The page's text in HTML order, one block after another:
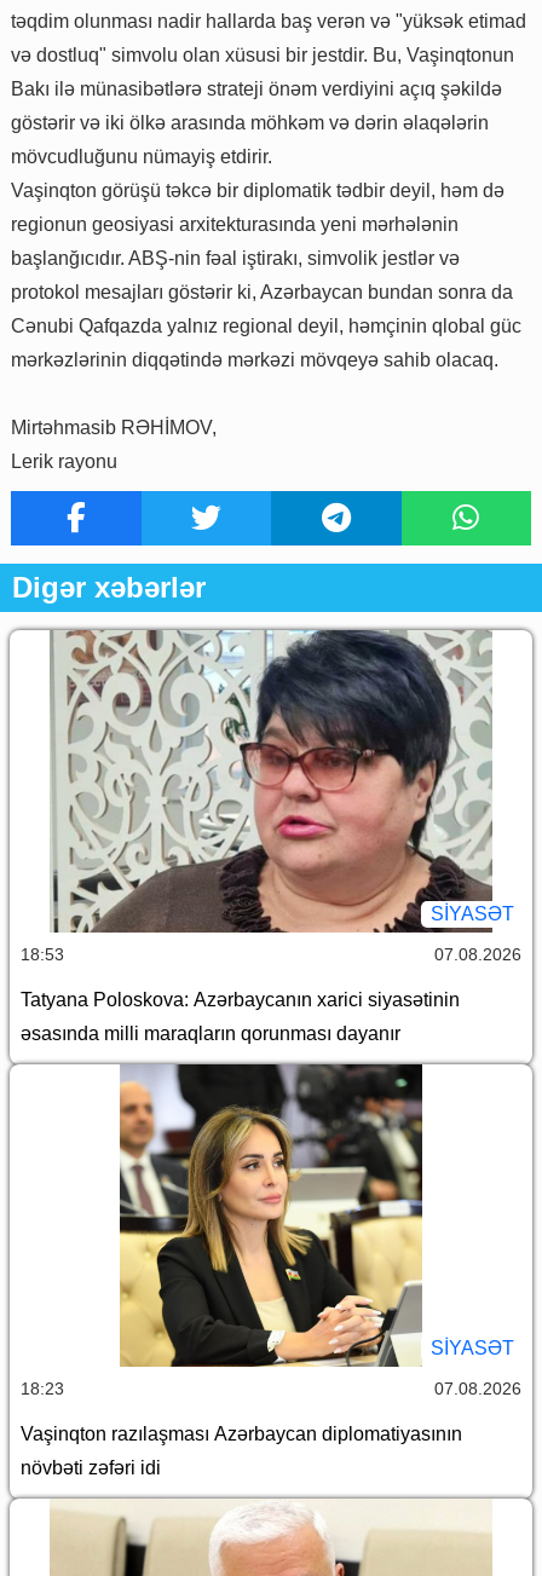
təqdim olunması nadir hallarda baş verən və "yüksək etimad
və dostluq" simvolu olan xüsusi bir jestdir. Bu, Vaşinqtonun
Bakı ilə münasibətlərə strateji önəm verdiyini açıq şəkildə
göstərir və iki ölkə arasında möhkəm və dərin əlaqələrin
mövcudluğunu nümayiş etdirir.
Vaşinqton görüşü təkcə bir diplomatik tədbir deyil, həm də
regionun geosiyasi arxitekturasında yeni mərhələnin
başlanğıcıdır. ABŞ-nin fəal iştirakı, simvolik jestlər və
protokol mesajları göstərir ki, Azərbaycan bundan sonra da
Cənubi Qafqazda yalnız regional deyil, həmçinin qlobal güc
mərkəzlərinin diqqətində mərkəzi mövqeyə sahib olacaq.
Mirtəhmasib RƏHİMOV,
Lerik rayonu
Digər xəbərlər
SİYASƏT
18:53 07.08.2026
Tatyana Poloskova: Azərbaycanın xarici siyasətinin
əsasında milli maraqların qorunması dayanır
SİYASƏT
18:23 07.08.2026
Vaşinqton razılaşması Azərbaycan diplomatiyasının
növbəti zəfəri idi